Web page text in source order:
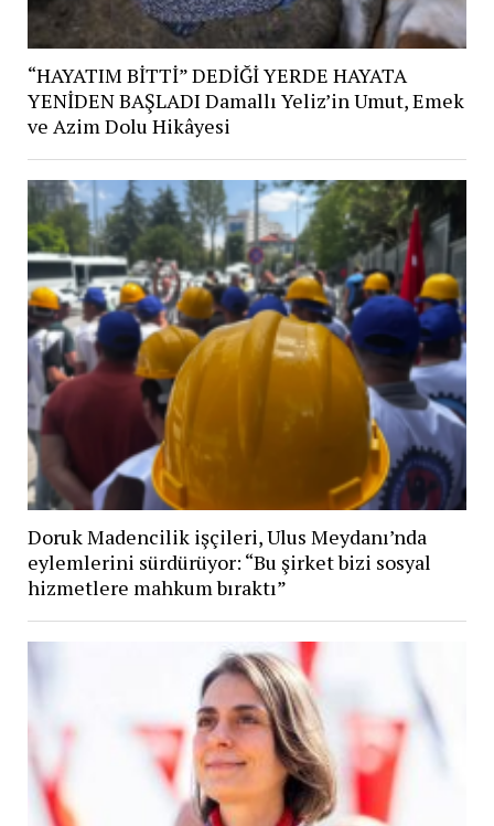
“HAYATIM BİTTİ” DEDİĞİ YERDE HAYATA
YENİDEN BAŞLADI Damallı Yeliz’in Umut, Emek
ve Azim Dolu Hikâyesi
Doruk Madencilik işçileri, Ulus Meydanı’nda
eylemlerini sürdürüyor: “Bu şirket bizi sosyal
hizmetlere mahkum bıraktı”